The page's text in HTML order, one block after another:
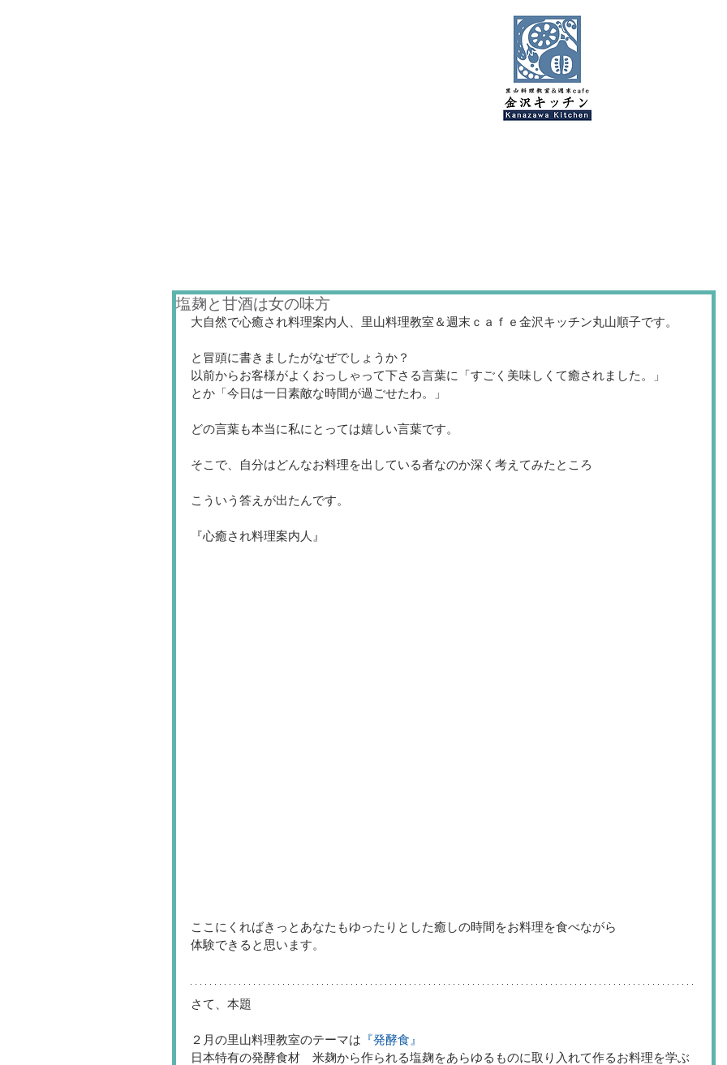
塩麹と甘酒は女の味方
大自然で心癒され料理案内人、里山料理教室＆週末ｃａｆｅ金沢キッチン丸山順子です。
と冒頭に書きましたがなぜでしょうか？
以前からお客様がよくおっしゃって下さる言葉に「すごく美味しくて癒されました。」
とか「今日は一日素敵な時間が過ごせたわ。」
どの言葉も本当に私にとっては嬉しい言葉です。
そこで、自分はどんなお料理を出している者なのか深く考えてみたところ
こういう答えが出たんです。
『心癒され料理案内人』
ここにくればきっとあなたもゆったりとした癒しの時間をお料理を食べながら
体験できると思います。
さて、本題
２月の里山料理教室のテーマは 『発酵食』
日本特有の発酵食材　米麹から作られる塩麹をあらゆるものに取り入れて作るお料理を学ぶ